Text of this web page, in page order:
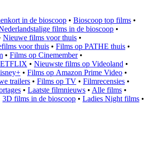
in de bioscoop • Bioscoop top films •
films in de bioscoop •
Nieuwe films voor thuis •
voor thuis • Films op PATHE thuis •
• Films op Cinemember•
• Nieuwste films op Videoland •
• Films op Amazon Prime Video •
trailers • Films op TV • Filmrecensies •
• Laatste filmnieuws • Alle films •
3D films in de bioscoop • Ladies Night films •